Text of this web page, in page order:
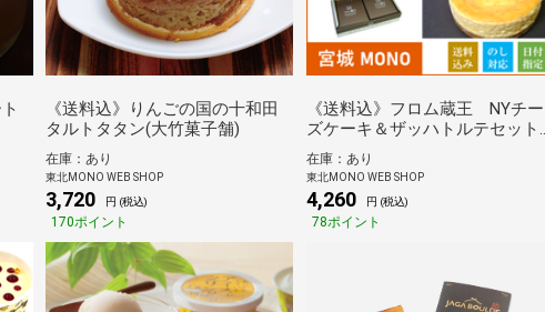
《送料込》りんごの国の十和田
タルトタタン(大竹菓子舗)
在庫：あり
東北MONO WEB SHOP
3,720 円 (税込)
170ポイント
《送料込》フロム蔵王 NYチー
ズケーキ＆ザッハトルテセット
(山田乳業)
在庫：あり
東北MONO WEB SHOP
4,260 円 (税込)
78ポイント